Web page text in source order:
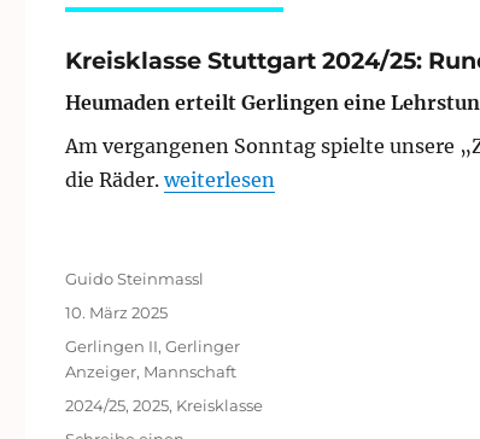
der
Vereinsmeisterschaft
Kreisklasse Stuttgart 2024/25:
Heumaden erteilt Gerlingen eine
Am vergangenen Sonntag spielte unsere
die Räder.„Kreisklasse Stuttgart 2024/25:
weiterlesen
Autor
Guido Steinmassl
Veröffentlicht
am
10. März 2025
Kategorien
Gerlingen II, Gerlinger
Anzeiger, Mannschaft
Schlagwörter
2024/25, 2025, Kreisklasse